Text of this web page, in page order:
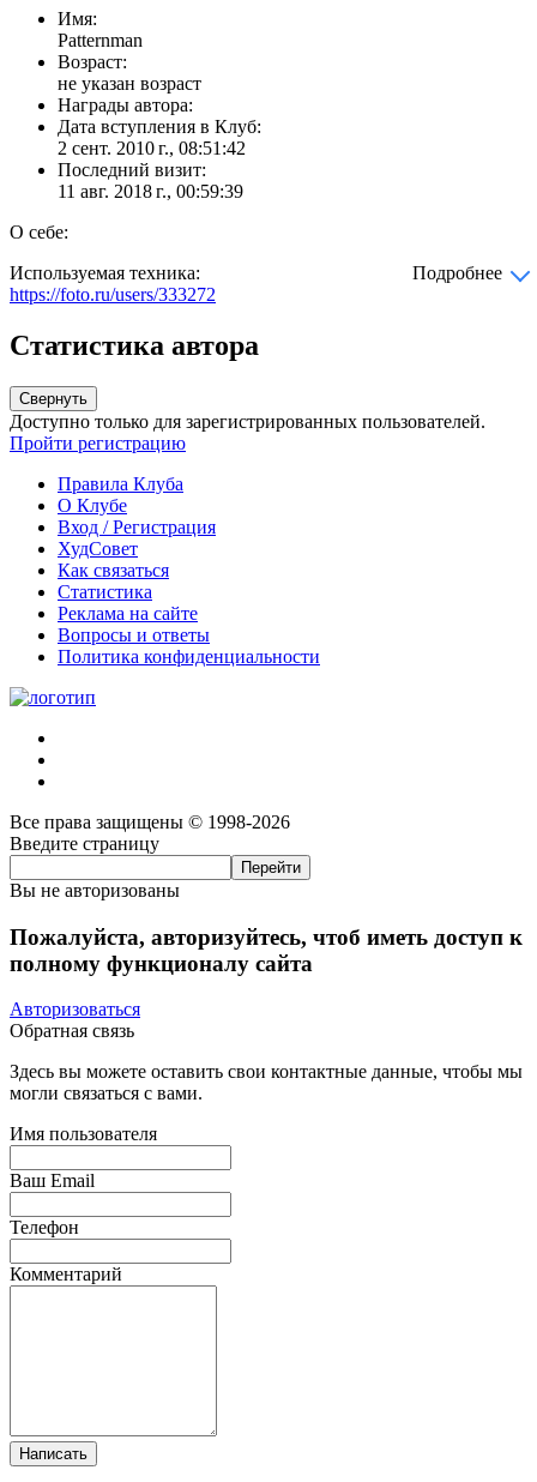
Имя:
Patternman
Возраст:
не указан возраст
Награды автора:
Дата вступления в Клуб:
2 сент. 2010 г., 08:51:42
Последний визит:
11 авг. 2018 г., 00:59:39
О себе:
Используемая техника:
Подробнее
https://foto.ru/users/333272
Статистика автора
Свернуть
Доступно только для зарегистрированных пользователей.
Пройти регистрацию
Правила Клуба
О Клубе
Вход / Регистрация
ХудСовет
Как связаться
Статистика
Реклама на сайте
Вопросы и ответы
Политика конфиденциальности
Все права защищены © 1998-2026
Введите страницу
Вы не авторизованы
Пожалуйста, авторизуйтесь, чтоб иметь доступ к
полному функционалу сайта
Авторизоваться
Обратная связь
Здесь вы можете оставить свои контактные данные, чтобы мы
могли связаться с вами.
Имя пользователя
Ваш Email
Телефон
Комментарий
Написать